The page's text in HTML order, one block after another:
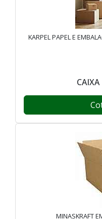
KARPEL PAPEL E
MINASKRAFT